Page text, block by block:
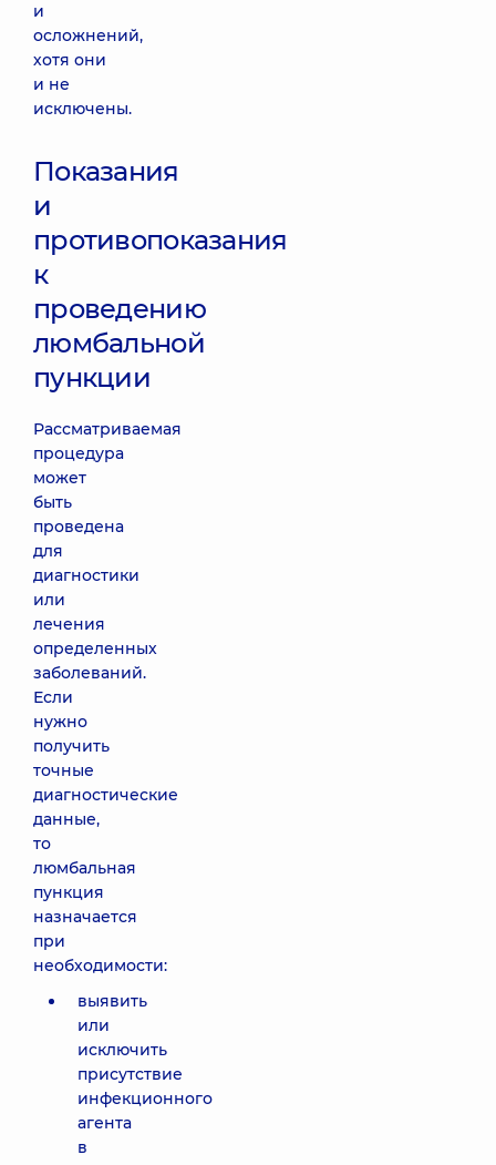
и
осложнений,
хотя они
и не
исключены.
Показания
и
противопоказания
к
проведению
люмбальной
пункции
Рассматриваемая
процедура
может
быть
проведена
для
диагностики
или
лечения
определенных
заболеваний.
Если
нужно
получить
точные
диагностические
данные,
то
люмбальная
пункция
назначается
при
необходимости:
выявить
или
исключить
присутствие
инфекционного
агента
в